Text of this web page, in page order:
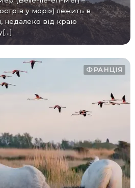
у морі») лежить в
недалеко від краю
ФРАНЦІЯ